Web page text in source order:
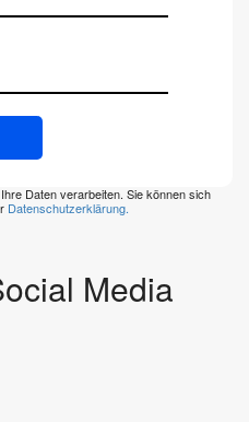
Daten verarbeiten. Sie können sich
Datenschutzerklärung.
Media